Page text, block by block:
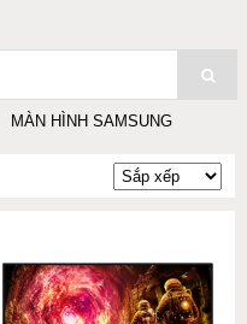
MÀN HÌNH SAMSUNG